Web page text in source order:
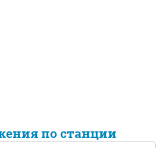
по станции